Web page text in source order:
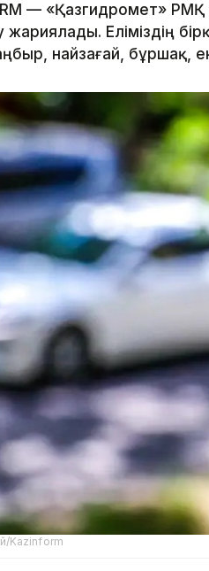
— «Қазгидромет»
Еліміздің
найзағай, бұршақ,
Kazinform